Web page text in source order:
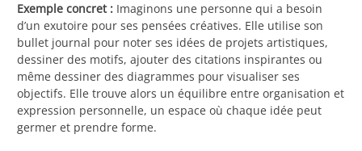
Exemple concret : Imaginons une personne qui a besoin
d’un exutoire pour ses pensées créatives. Elle utilise son
bullet journal pour noter ses idées de projets artistiques,
dessiner des motifs, ajouter des citations inspirantes ou
même dessiner des diagrammes pour visualiser ses
objectifs. Elle trouve alors un équilibre entre organisation et
expression personnelle, un espace où chaque idée peut
germer et prendre forme.